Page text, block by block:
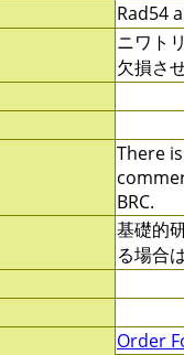
Rad54
ニワト
欠損さ
There
BRC.
基礎的
る場合
Order